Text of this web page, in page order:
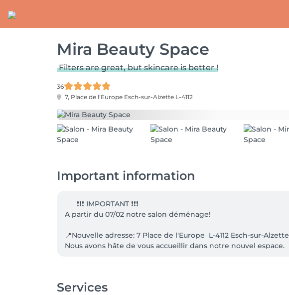
Mira Beauty Space
Filters are great, but skincare is better !
36
7, Place de l’Europe Esch-sur-Alzette L-4112
Important information
A partir du 07/02 notre salon déménage!
📍Nouvelle adresse: 7 Place de l'Europe  L-4112 Esch-sur-Alzette
Services